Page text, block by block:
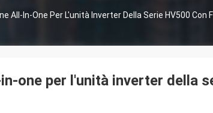
All-In-One Per L'unità Inverter Della Serie HV500 Con
one per l'unità inverter della